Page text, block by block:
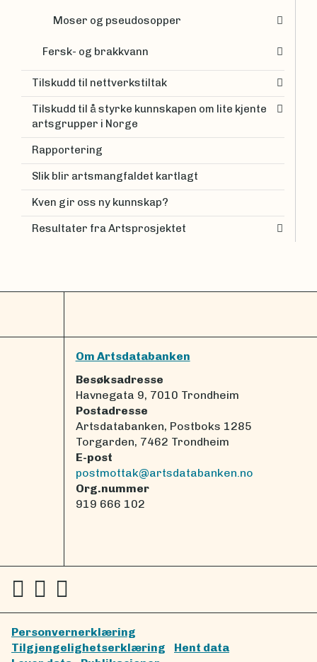
Moser og pseudosopper
Fersk- og brakkvann
Tilskudd til nettverkstiltak
Tilskudd til å styrke kunnskapen om lite kjente
artsgrupper i Norge
Rapportering
Slik blir artsmangfaldet kartlagt
Kven gir oss ny kunnskap?
Resultater fra Artsprosjektet
Om Artsdatabanken
Besøksadresse
Havnegata 9, 7010 Trondheim
Postadresse
Artsdatabanken, Postboks 1285
Torgarden, 7462 Trondheim
E-post
postmottak@artsdatabanken.no
Org.nummer
919 666 102
Personvernerklæring
Tilgjengelighetserklæring
Hent data